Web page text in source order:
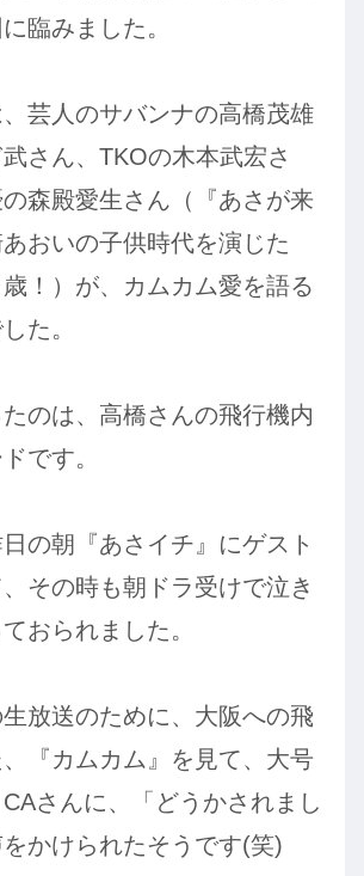
臨みました。
芸人のサバンナの高橋茂雄
さん、TKOの木本武宏さ
森殿愛生さん（『あさが来
おいの子供時代を演じた
！）が、カムカム愛を語る
た。
のは、高橋さんの飛行機内
です。
の朝『あさイチ』にゲスト
その時も朝ドラ受けで泣き
おられました。
放送のために、大阪への飛
『カムカム』を見て、大号
さんに、「どうかされまし
かけられたそうです(笑)